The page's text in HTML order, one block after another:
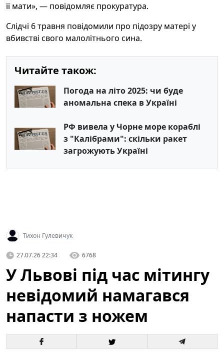
її мати», — повідомляє прокуратура.
Слідчі 6 травня повідомили про підозру матері у
вбивстві свого малолітнього сина.
Читайте також:
Погода на літо 2025: чи буде
аномальна спека в Україні
РФ вивела у Чорне море кораблі
з "Калібрами": скільки ракет
загрожують Україні
Тихон Гулевичук
27.07.26 22:34 6768
У Львові під час мітингу
невідомий намагався
напасти з ножем